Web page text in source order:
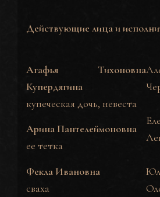
Действующие лица и
Агафья Тихоновна
Купердягина
купеческая дочь, невеста
Арина Пантелеймоновна
ее тетка
Фекла Ивановна
сваха